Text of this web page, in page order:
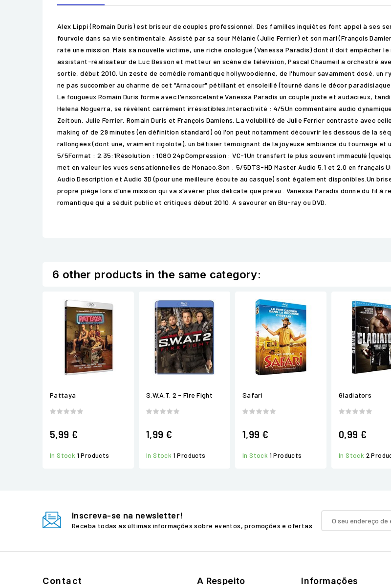
Alex Lippi (Romain Duris) est briseur de couples professionnel. Des familles inquiètes font appel à ses
fourvoie dans sa vie sentimentale. Assisté par sa sour Mélanie (Julie Ferrier) et son mari (François
raté une mission. Mais sa nouvelle victime, une riche onologue (Vanessa Paradis) dont il doit empêcher
assistant-réalisateur de Luc Besson et metteur en scène de télévision, Pascal Chaumeil a orchestré
sortie, début 2010. Un zeste de comédie romantique hollywoodienne, de l'humour savamment dosé,
ne pas succomber au charme de cet "Arnacour" pétillant et ensoleillé (tourné dans le décor
Le fougueux Romain Duris forme avec l'ensorcelante Vanessa Paradis un couple juste et audacieux,
Helena Noguerra, se révèlent carrément irrésistibles.Interactivité : 4/5Un commentaire audio
Zeitoun, Julie Ferrier, Romain Duris et François Damiens. La volubilité de Julie Ferrier contraste avec
making of de 29 minutes (en définition standard) où l'on peut notamment découvrir les dessous de la
rallongées (dont une, vraiment rigolote), un bêtisier témoignant de la joyeuse ambiance du tournage
5/5Format : 2.35:1Résolution : 1080 24pCompression : VC-1Un transfert le plus souvent immaculé
met en valeur les vues sensationnelles de Monaco.Son : 5/5DTS-HD Master Audio 5.1 et 2.0 en
Audio Description et Audio 3D (pour une meilleure écoute au casque) sont également disponibles.Un
propre piège lors d'une mission qui va s'avérer plus délicate que prévu . Vanessa Paradis donne du fil
romantique qui a séduit public et critiques début 2010. A savourer en Blu-ray ou DVD.
6 other products in the same category:
Pattaya
5,99 €
In Stock 1 Products
S.W.A.T. 2 - Fire Fight
1,99 €
In Stock 1 Products
Safari
1,99 €
In Stock 1 Products
Gladiators
0,99 €
In Stock 2
Inscreva-se na newsletter!
Receba todas as últimas informações sobre eventos, promoções e ofertas.
Contact A Respeito Informações